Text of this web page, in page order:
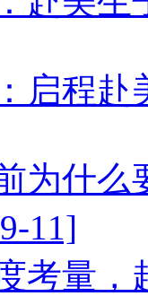
启程赴
为什
11]
考量